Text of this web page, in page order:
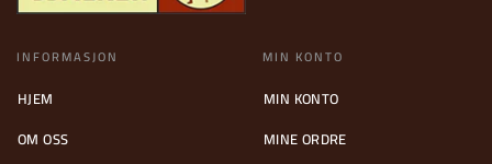
INFORMASJON
HJEM
OM OSS
MIN KONTO
MIN KONTO
MINE ORDRE